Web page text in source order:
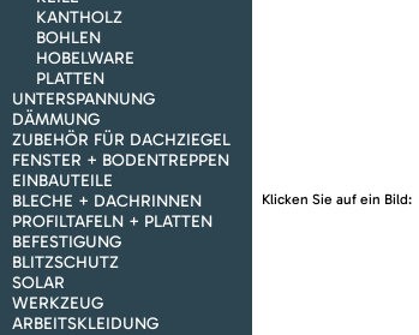
KANTHOLZ
BOHLEN
HOBELWARE
PLATTEN
UNTERSPANNUNG
DÄMMUNG
ZUBEHÖR FÜR DACHZIEGEL
FENSTER + BODENTREPPEN
EINBAUTEILE
BLECHE + DACHRINNEN
PROFILTAFELN + PLATTEN
BEFESTIGUNG
BLITZSCHUTZ
SOLAR
WERKZEUG
ARBEITSKLEIDUNG
Klicken Sie auf ein Bild: